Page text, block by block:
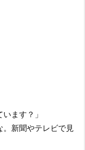
ます？」
新聞やテレビで見